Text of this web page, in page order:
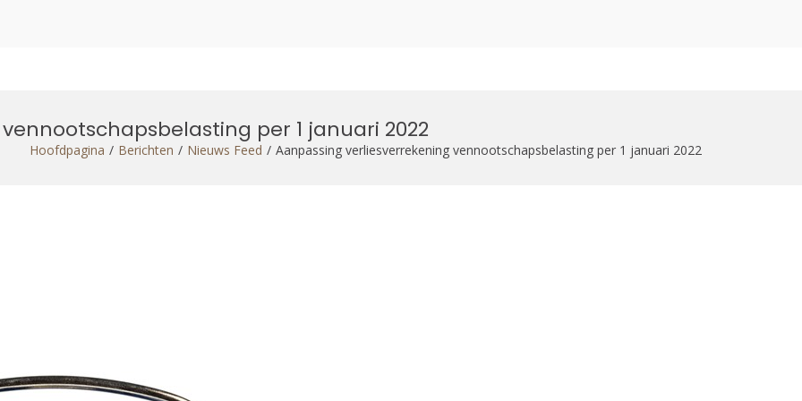
per 1 januari 2022
Hoofdpagina Berichten Nieuws Feed Aanpassing verliesverrekening vennootschapsbelasting per 1 januari 2022